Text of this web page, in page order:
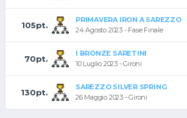
105pt.
PRIMAVERA IRON A SAREZZO
24 Agosto 2023 - Fase Finale
70pt.
I BRONZE SARETINI
10 Luglio 2023 - Gironi
130pt.
SAREZZO SILVER SPRING
26 Maggio 2023 - Gironi